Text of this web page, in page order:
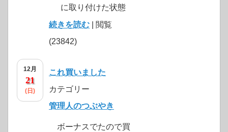
に取り付けた状態
続きを読む | 閲覧
(23842)
12月
21
(日)
これ買いました
カテゴリー
管理人のつぶやき
ボーナスでたので買